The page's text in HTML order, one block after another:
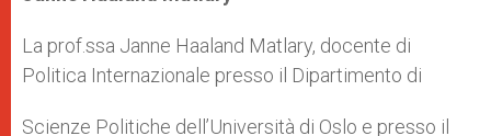
La prof.ssa Janne Haaland Matlary, docente di
Politica Internazionale presso il Dipartimento di
Scienze Politiche dell’Università di Oslo e presso il